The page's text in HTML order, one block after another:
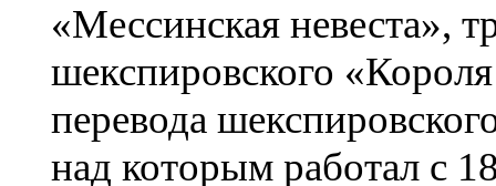
«Мессинская невеста»,
шекспировского
перевода
над которым работал с